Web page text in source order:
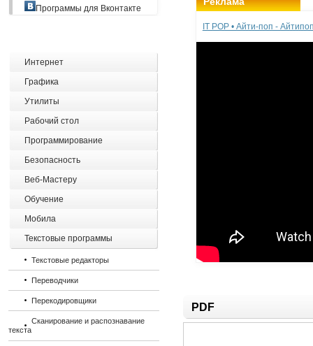
Программы для Вконтакте
Интернет
Графика
Утилиты
Рабочий стол
Программирование
Безопасность
Веб-Мастеру
Обучение
Мобила
Текстовые программы
Текстовые редакторы
Переводчики
Перекодировщики
Сканирование и распознавание
текста
IT POP • Айти-поп -
PDF